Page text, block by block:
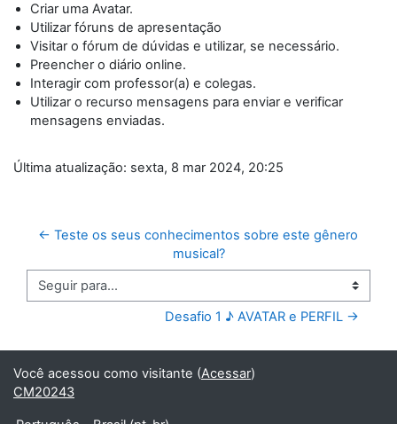
Criar uma Avatar.
Utilizar fóruns de apresentação
Visitar o fórum de dúvidas e utilizar, se necessário.
Preencher o diário online.
Interagir com professor(a) e colegas.
Utilizar o recurso mensagens para enviar e verificar
mensagens enviadas.
Última atualização: sexta, 8 mar 2024, 20:25
← Teste os seus conhecimentos sobre este gênero
musical?
Seguir para...
Desafio 1 ♪ AVATAR e PERFIL →
Você acessou como visitante (Acessar)
CM20243